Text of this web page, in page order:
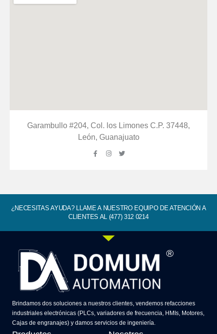
Garambullo #204, Col. los Limones C.P. 37448,
León, Guanajuato
¿NECESITAS AYUDA? LLAME A NUESTRO EQUIPO DE ATENCIÓN A
CLIENTES AL (477) 312 0214
®
Brindamos dos soluciones a nuestros clientes, vendemos refacciones
industriales electrónicas (PLCs, variadores de frecuencia, HMIs, Motores,
Cajas de engranajes) y damos servicios de ingeniería.